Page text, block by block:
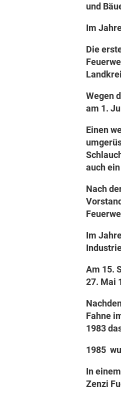
und
Im
Die
Wegen
am 1.
Einen
auch
Nach
Im
Am 15.
27. Mai
Fahne
1983
1985
In
Zenzi